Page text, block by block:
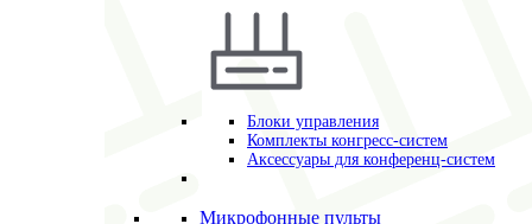
Блоки управления
Комплекты конгресс-систем
Аксессуары для конференц-систем
Микрофонные пульты